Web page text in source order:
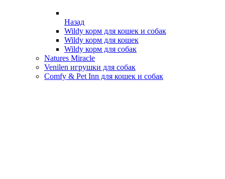
Назад
Wildy корм для кошек и собак
Wildy корм для кошек
Wildy корм для собак
Natures Miracle
Venilen игрушки для собак
Comfy & Pet Inn для кошек и собак